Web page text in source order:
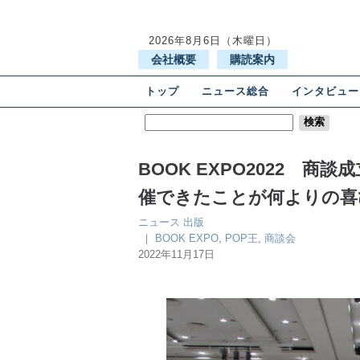
2026年8月6日（木曜日）
会社概要 購読案内
トップ ニュース総合 インタビュー
BOOK EXPO2022 商談
催できたことが何よりの
ニュース 出版
｜
BOOK EXPO, POP王, 商談会
2022年11月17日